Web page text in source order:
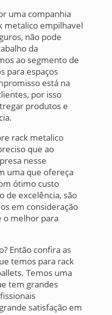
uma companhia
metalico empilhavel
não pode
da
ao segmento de
para espaços
está na
por isso
produtos e
rack metalico
que ao
nesse
uma que ofereça
ótimo custo
de excelência, são
em consideração
o melhor para
Então confira as
temos para rack
Temos uma
tem grandes
satisfação em